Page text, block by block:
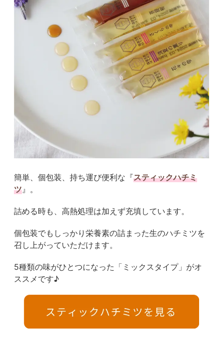
簡単、個包装、持ち運び便利な『スティックハチミ
ツ』。
詰める時も、高熱処理は加えず充填しています。
個包装でもしっかり栄養素の詰まった生のハチミツを
召し上がっていただけます。
5種類の味がひとつになった「ミックスタイプ」がオ
ススメです♪